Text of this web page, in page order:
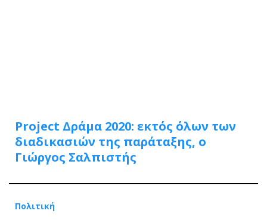
Project Δράμα 2020: εκτός όλων των
διαδικασιών της παράταξης, ο
Γιώργος Σαλπιστής
Πολιτική